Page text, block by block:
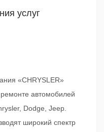
услуг
«CHRYSLER»
автомобилей
Dodge, Jeep.
широкий спектр